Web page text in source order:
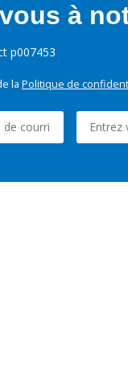
à
p007453
la Politique de